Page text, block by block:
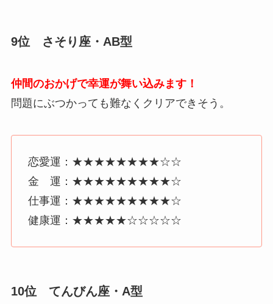
9位 さそり座・AB型
仲間のおかげで幸運が舞い込みます！
問題にぶつかっても難なくクリアできそう。
恋愛運：★★★★★★★★☆☆
金 運：★★★★★★★★★☆
仕事運：★★★★★★★★★☆
健康運：★★★★★☆☆☆☆☆
10位 てんびん座・A型